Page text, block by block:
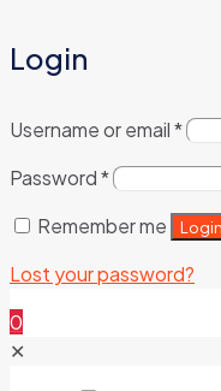
Login
Username or email*
Password*
Remember me
Login
Lost your password?
0
✕